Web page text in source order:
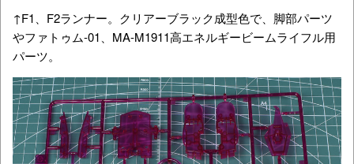
↑F1、F2ランナー。クリアーブラック成型色で、脚部パーツ
やファトゥム-01、MA-M1911高エネルギービームライフル用
パーツ。